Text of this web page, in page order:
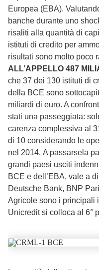
Europea (EBA).
banche durante uno
risaliti alla quantità di
istituti di credito per
risultati sono molto poco
ALL’APPELLO 487
che 37 dei 130 istituti di
della BCE sono
miliardi di euro. A
stati una passeggiata:
carenza complessiva al
di 10 considerando le
nel 2014. A passarsela
grandi paesi usciti
BCE e dell’EBA, vale a
Deutsche Bank, BNP
Agricole sono i principali
Unicredit si colloca al 6°